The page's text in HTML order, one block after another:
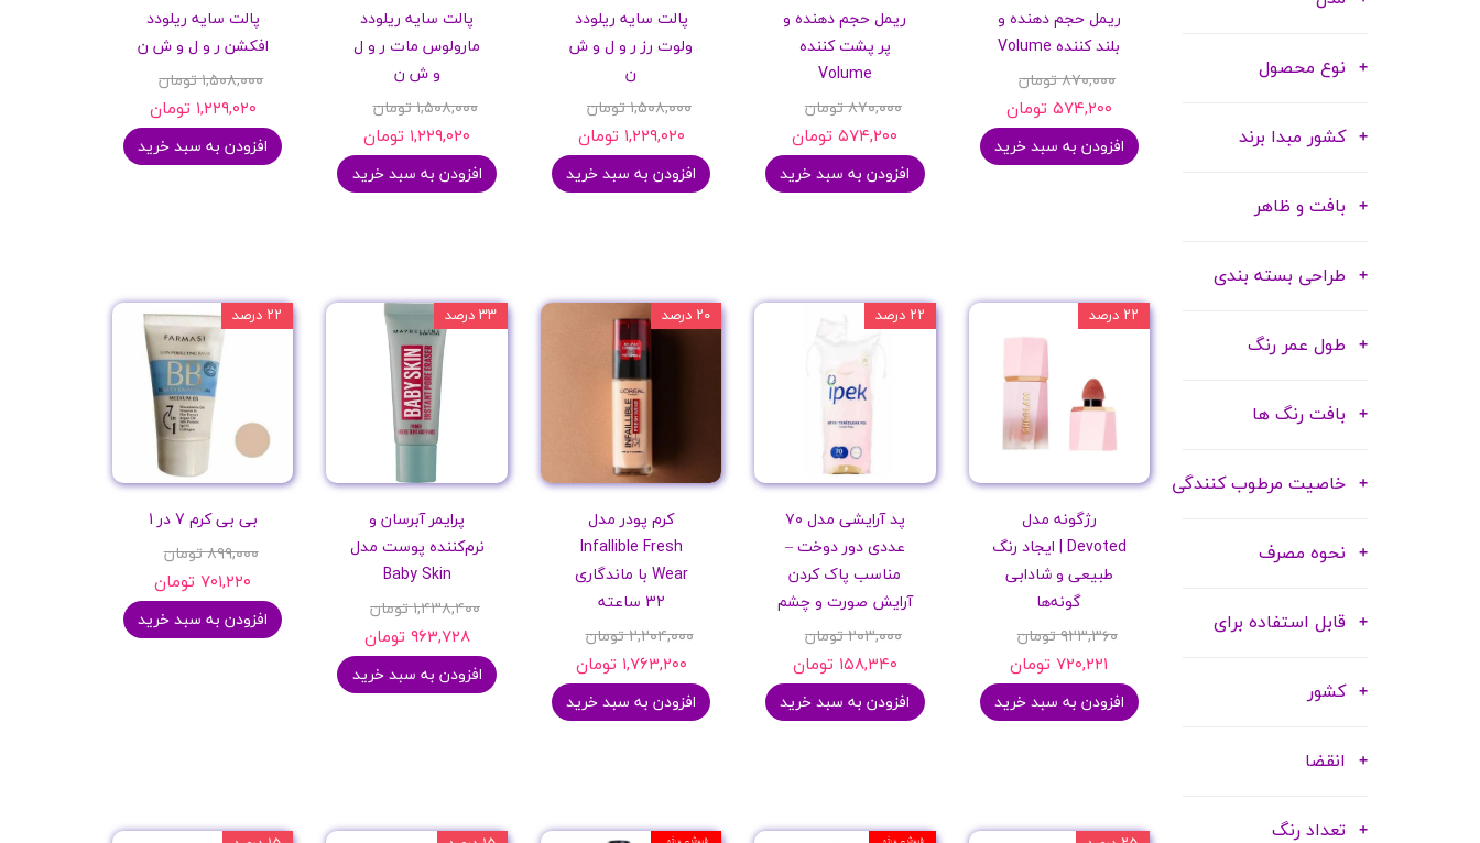
اسپری بدن
لوازم برقی مکمل ها
نوع محصول
کشور مبدا برند
بافت و ظاهر
طراحی بسته بندی
طول عمر رنگ
بافت رنگ ها
خاصیت مرطوب کنندگی
نحوه مصرف
قابل استفاده برای
کشور
انقضا
تعداد رنگ
ریمل حجم دهنده و
بلند کننده Volume
۸۷۰,۰۰۰ تومان
۵۷۴,۲۰۰ تومان
افزودن به سبد خرید
ریمل حجم دهنده و
پر پشت کننده
Volume
۸۷۰,۰۰۰ تومان
۵۷۴,۲۰۰ تومان
افزودن به سبد خرید
پالت سایه ریلودد
ولوت رز ر و ل و ش
ن
۱,۵۰۸,۰۰۰ تومان
۱,۲۲۹,۰۲۰ تومان
افزودن به سبد خرید
پالت سایه ریلودد
مارولوس مات ر و ل
و ش ن
۱,۵۰۸,۰۰۰ تومان
۱,۲۲۹,۰۲۰ تومان
افزودن به سبد خرید
پالت سایه ریلودد
افکشن ر و ل و ش ن
۱,۵۰۸,۰۰۰ تومان
۱,۲۲۹,۰۲۰ تومان
افزودن به سبد خرید
رژگونه مدل
Devoted | ایجاد رنگ
طبیعی و شادابی
گونه‌ها
۹۲۳,۳۶۰ تومان
۷۲۰,۲۲۱ تومان
افزودن به سبد خرید
۲۲ درصد
پد آرایشی مدل ۷۰
عددی دور دوخت –
مناسب پاک کردن
آرایش صورت و چشم
۲۰۳,۰۰۰ تومان
۱۵۸,۳۴۰ تومان
افزودن به سبد خرید
۲۲ درصد
کرم پودر مدل
Infallible Fresh
Wear با ماندگاری
32 ساعته
۲,۲۰۴,۰۰۰ تومان
۱,۷۶۳,۲۰۰ تومان
افزودن به سبد خرید
۲۰ درصد
پرایمر آبرسان و
نرم‌کننده پوست مدل
Baby Skin
۱,۴۳۸,۴۰۰ تومان
۹۶۳,۷۲۸ تومان
افزودن به سبد خرید
۳۳ درصد
بی بی کرم 7 در 1
۸۹۹,۰۰۰ تومان
۷۰۱,۲۲۰ تومان
افزودن به سبد خرید
۲۲ درصد